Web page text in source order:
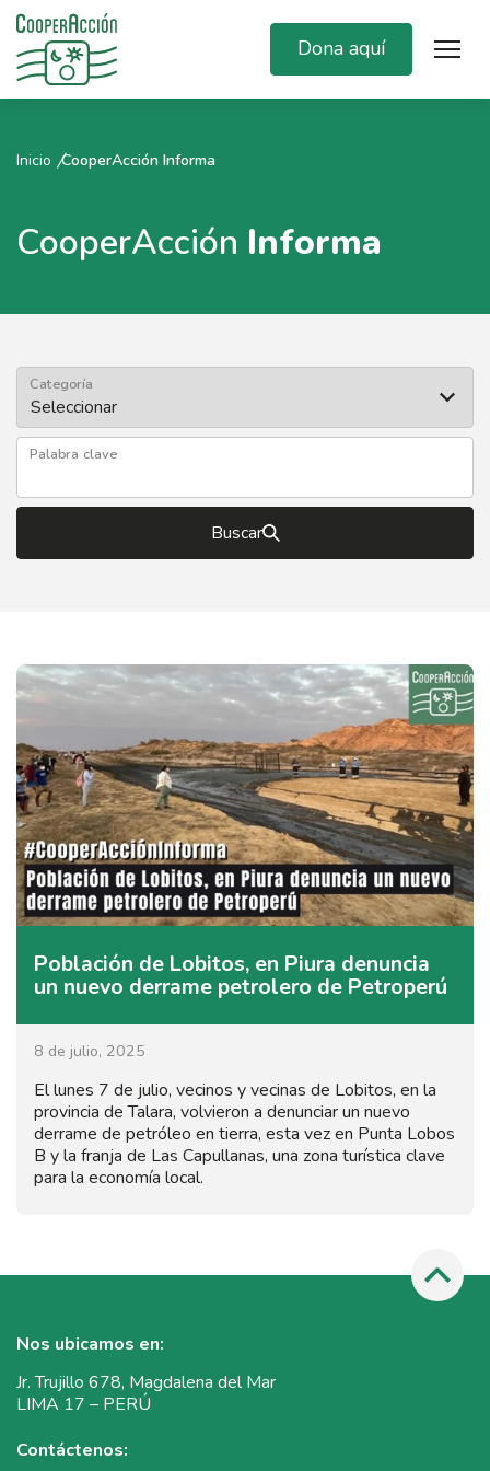
Dona aquí
Inicio CooperAcción Informa
CooperAcción Informa
Categoría
Palabra clave
Buscar
Población de Lobitos, en Piura denuncia
un nuevo derrame petrolero de Petroperú
8 de julio, 2025
El lunes 7 de julio, vecinos y vecinas de Lobitos, en la
provincia de Talara, volvieron a denunciar un nuevo
derrame de petróleo en tierra, esta vez en Punta Lobos
B y la franja de Las Capullanas, una zona turística clave
para la economía local.
Nos ubicamos en:
Jr. Trujillo 678, Magdalena del Mar
LIMA 17 – PERÚ
Contáctenos: